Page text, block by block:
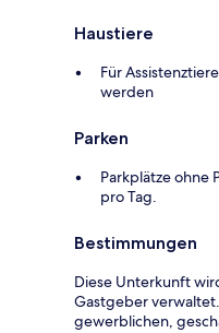
Haustiere
Für
werden
Parken
Parkplätze ohne
pro Tag.
Bestimmungen
Diese Unterkunft
Gastgeber
gewerblichen,